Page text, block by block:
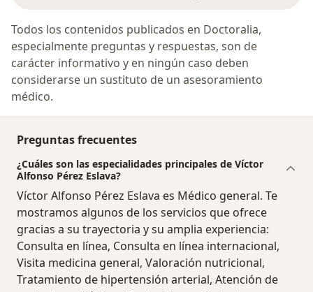
Todos los contenidos publicados en Doctoralia,
especialmente preguntas y respuestas, son de
carácter informativo y en ningún caso deben
considerarse un sustituto de un asesoramiento
médico.
Preguntas frecuentes
¿Cuáles son las especialidades principales de Víctor
Alfonso Pérez Eslava?
Víctor Alfonso Pérez Eslava es Médico general. Te
mostramos algunos de los servicios que ofrece
gracias a su trayectoria y su amplia experiencia:
Consulta en línea, Consulta en línea internacional,
Visita medicina general, Valoración nutricional,
Tratamiento de hipertensión arterial, Atención de